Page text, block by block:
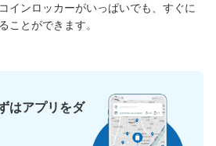
らで1日快適に！
なサイズの荷物もOK
、1人が持てる大きさの荷物であればどんなサイズでも
インロッカーがいっぱいでも、すぐに
ことができます。
はアプリをダ